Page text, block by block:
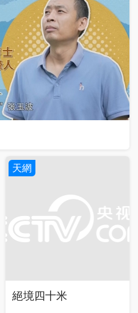
絕境四十米
天網